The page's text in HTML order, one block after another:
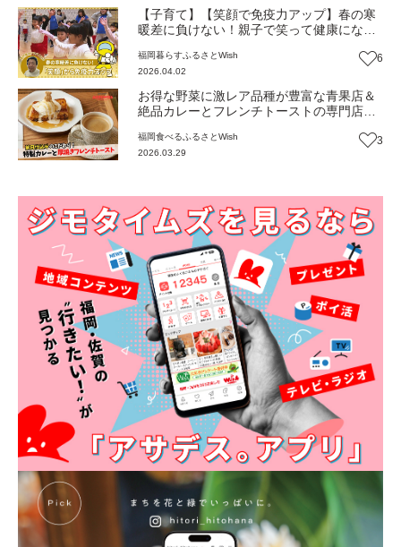
【子育て】【笑顔で免疫力アップ】春の寒
暖差に負けない！親子で笑って健康になる
福岡暮らす ふるさとWish
2026.04.02
6
お得な野菜に激レア品種が豊富な青果店＆
絶品カレーとフレンチトーストの専門店
福岡食べるふるさとWish
2026.03.29
3